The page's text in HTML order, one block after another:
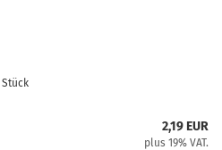
Stück
2,19 EUR
plus 19% VAT.